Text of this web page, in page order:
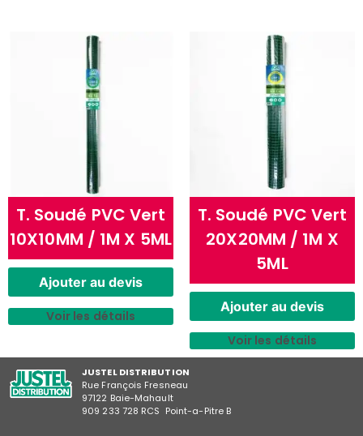
T. Soudé PVC Vert
10X10MM / 1M X 5ML
Ajouter au devis
Voir les détails
T. Soudé PVC Vert
20X20MM / 1M X
5ML
Ajouter au devis
Voir les détails
JUSTEL DISTRIBUTION
Rue François Fresneau
97122 Baie-Mahault
909 233 728 RCS Point-a-Pitre B